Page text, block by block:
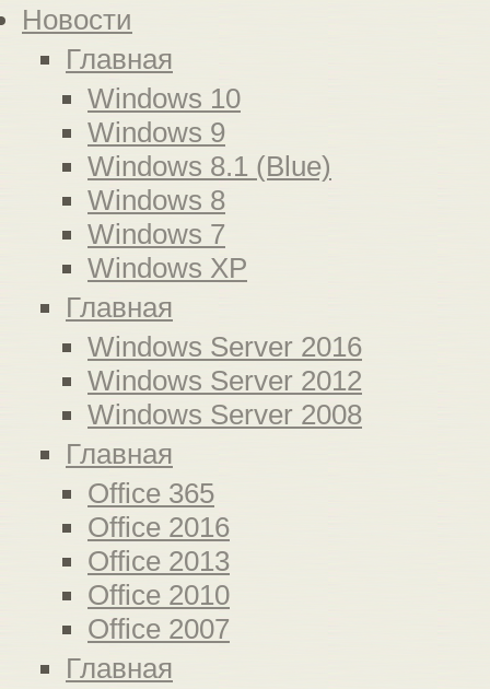
Новости
Главная
Windows 10
Windows 9
Windows 8.1 (Blue)
Windows 8
Windows 7
Windows XP
Главная
Windows Server 2016
Windows Server 2012
Windows Server 2008
Главная
Office 365
Office 2016
Office 2013
Office 2010
Office 2007
Главная